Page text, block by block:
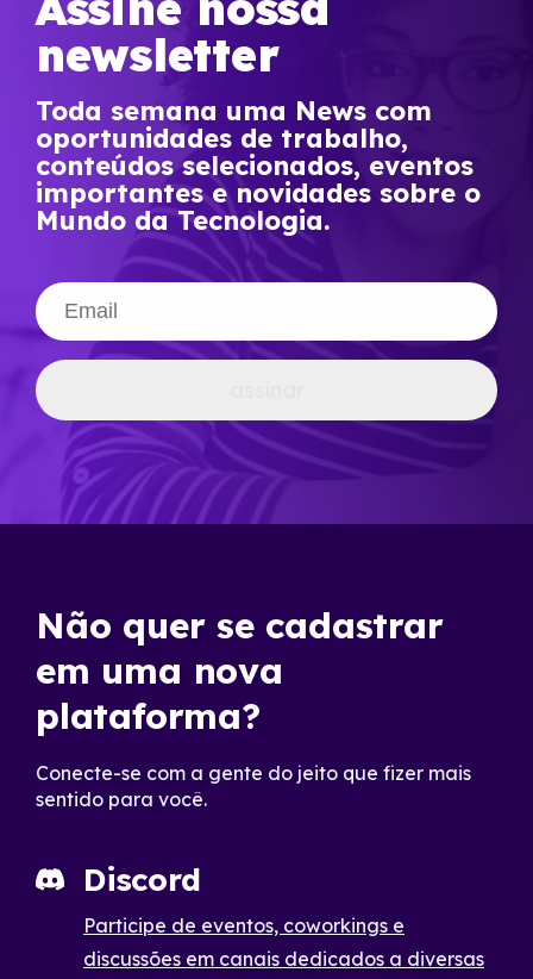
newsletter
Toda semana uma News com
oportunidades de trabalho,
conteúdos selecionados, eventos
importantes e novidades sobre o
Mundo da Tecnologia.
Não quer se cadastrar
em uma nova
plataforma?
Conecte-se com a gente do jeito que fizer mais
sentido para você.
Discord
Participe de eventos, coworkings e
discussões em canais dedicados a diversas